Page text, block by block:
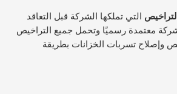
التي تملكها الشركة قبل التعاقد
معتمدة رسميًا وتحمل جميع التراخيص
وإصلاح تسربات الخزانات بطريقة